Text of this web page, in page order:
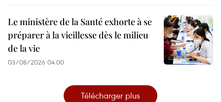
Le ministère de la Santé exhorte à se
préparer à la vieillesse dès le milieu
de la vie
03/08/2026 04:00
Télécharger plus